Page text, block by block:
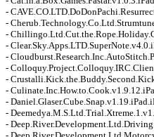
-
-
-
-
-
-
-
-
-
-
-